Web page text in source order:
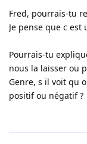
Fred, pourrais-tu
Je pense que c
Pourrais-tu
nous la laisser ou
Genre, s il voit qu
positif ou négatif ?